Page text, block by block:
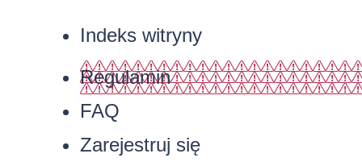
Indeks witryny
Regulamin
FAQ
Zarejestruj się